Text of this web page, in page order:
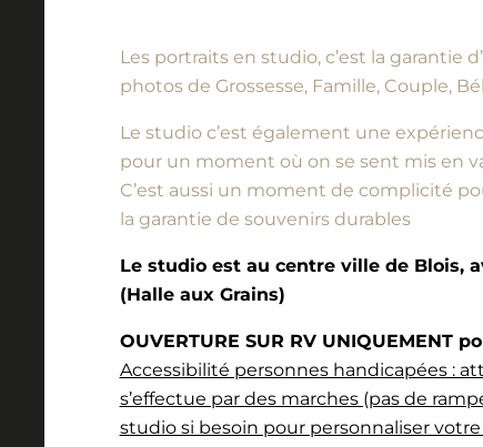
Les portraits en studio, c’est la garantie
photos de Grossesse, Famille, Couple,
Le studio c’est également une
pour un moment où on se sent mis en
C’est aussi un moment de complicité
la garantie de souvenirs durables
Le studio est au centre ville de Blois,
(Halle aux Grains)
OUVERTURE SUR RV UNIQUEMENT
Accessibilité personnes handicapées :
s’effectue par des marches (pas de
studio si besoin pour personnaliser